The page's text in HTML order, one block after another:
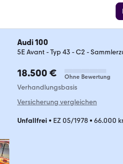
Audi 100
5E Avant - Typ 43 - C2 -
18.500 € Ohne Bewertung
Verhandlungsbasis
Versicherung vergleichen
Unfallfrei • EZ 05/1978• 66.000